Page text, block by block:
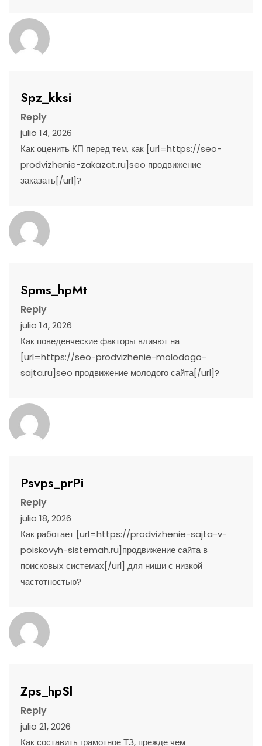
Spz_kksi
Reply
julio 14, 2026
Как оценить КП перед тем, как [url=https://seo-
prodvizhenie-zakazat.ru]seo продвижение
заказать[/url]?
Spms_hpMt
Reply
julio 14, 2026
Как поведенческие факторы влияют на
[url=https://seo-prodvizhenie-molodogo-
sajta.ru]seo продвижение молодого сайта[/url]?
Psvps_prPi
Reply
julio 18, 2026
Как работает [url=https://prodvizhenie-sajta-v-
poiskovyh-sistemah.ru]продвижение сайта в
поисковых системах[/url] для ниши с низкой
частотностью?
Zps_hpSl
Reply
julio 21, 2026
Как составить грамотное ТЗ, прежде чем